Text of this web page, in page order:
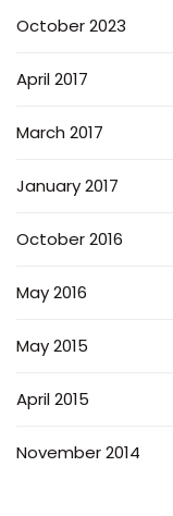
October 2023
April 2017
March 2017
January 2017
October 2016
May 2016
May 2015
April 2015
November 2014